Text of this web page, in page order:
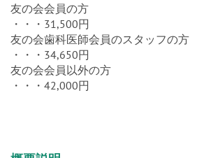
友の会会員の方
・・・31,500円
友の会歯科医師会員のスタッフの方
・・・34,650円
友の会会員以外の方
・・・42,000円